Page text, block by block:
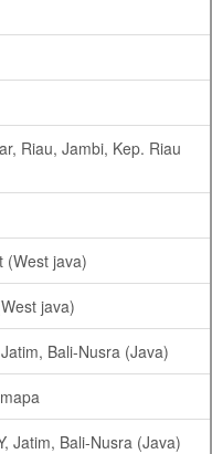
Riau, Jambi, Kep. Riau
(West java)
java)
Bali-Nusra (Java)
Jatim, Bali-Nusra (Java)